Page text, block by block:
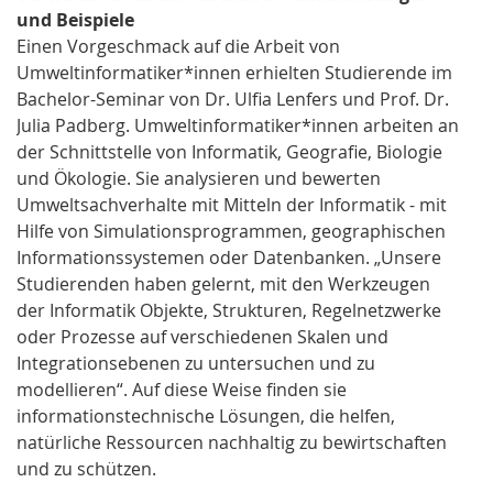
und Beispiele
Einen Vorgeschmack auf die Arbeit von
Umweltinformatiker*innen erhielten Studierende im
Bachelor-Seminar von Dr. Ulfia Lenfers und Prof. Dr.
Julia Padberg. Umweltinformatiker*innen arbeiten an
der Schnittstelle von Informatik, Geografie, Biologie
und Ökologie. Sie analysieren und bewerten
Umweltsachverhalte mit Mitteln der Informatik - mit
Hilfe von Simulationsprogrammen, geographischen
Informationssystemen oder Datenbanken. „Unsere
Studierenden haben gelernt, mit den Werkzeugen
der Informatik Objekte, Strukturen, Regelnetzwerke
oder Prozesse auf verschiedenen Skalen und
Integrationsebenen zu untersuchen und zu
modellieren“. Auf diese Weise finden sie
informationstechnische Lösungen, die helfen,
natürliche Ressourcen nachhaltig zu bewirtschaften
und zu schützen.